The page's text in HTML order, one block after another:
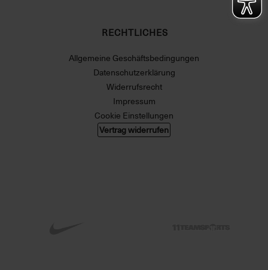
RECHTLICHES
Allgemeine Geschäftsbedingungen
Datenschutzerklärung
Widerrufsrecht
Impressum
Cookie Einstellungen
Vertrag widerrufen